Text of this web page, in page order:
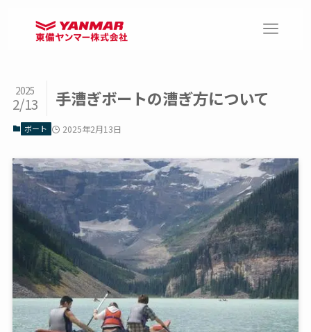
手漕ぎボートの漕ぎ方について
2025
2/13
ボート 2025年2月13日